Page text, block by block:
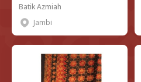
Batik Azmiah
Jambi